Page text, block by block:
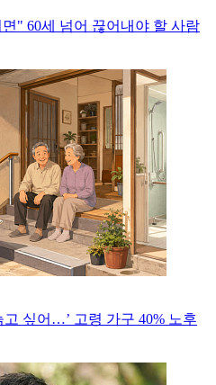
" 60세 넘어 끊어내야 할 사람
고 싶어…’ 고령 가구 40% 노후